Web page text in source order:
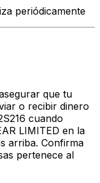
periódicamente
que tu
o recibir dinero
cuando
LIMITED en la
arriba. Confirma
pertenece al